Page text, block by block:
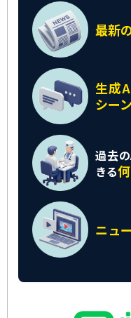
最新
生成
シーン
過去
きる
ニュ